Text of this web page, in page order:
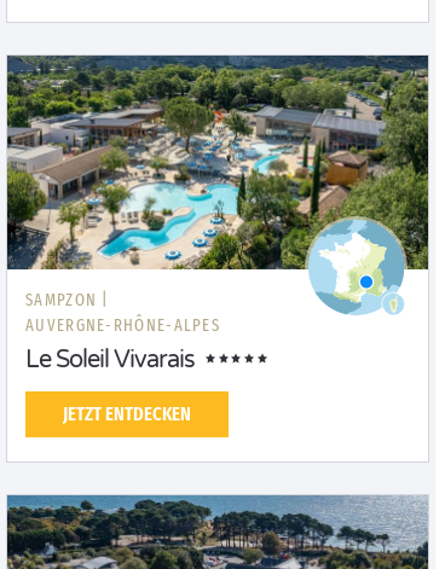
SAMPZON |
AUVERGNE-RHÔNE-ALPES
Le Soleil Vivarais
JETZT ENTDECKEN